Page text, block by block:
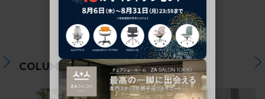
COLUMN関連コラム